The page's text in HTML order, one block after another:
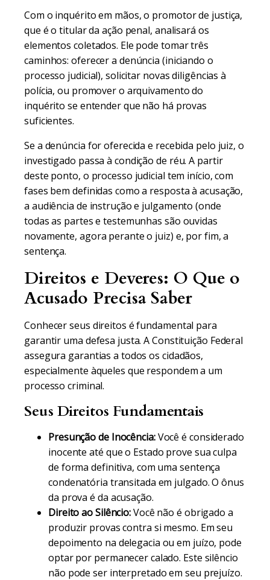
Com o inquérito em mãos, o promotor de justiça,
que é o titular da ação penal, analisará os
elementos coletados. Ele pode tomar três
caminhos: oferecer a denúncia (iniciando o
processo judicial), solicitar novas diligências à
polícia, ou promover o arquivamento do
inquérito se entender que não há provas
suficientes.
Se a denúncia for oferecida e recebida pelo juiz, o
investigado passa à condição de réu. A partir
deste ponto, o processo judicial tem início, com
fases bem definidas como a resposta à acusação,
a audiência de instrução e julgamento (onde
todas as partes e testemunhas são ouvidas
novamente, agora perante o juiz) e, por fim, a
sentença.
Direitos e Deveres: O Que o
Acusado Precisa Saber
Conhecer seus direitos é fundamental para
garantir uma defesa justa. A Constituição Federal
assegura garantias a todos os cidadãos,
especialmente àqueles que respondem a um
processo criminal.
Seus Direitos Fundamentais
Presunção de Inocência:Você é considerado
inocente até que o Estado prove sua culpa
de forma definitiva, com uma sentença
condenatória transitada em julgado. O ônus
da prova é da acusação.
Direito ao Silêncio:Você não é obrigado a
produzir provas contra si mesmo. Em seu
depoimento na delegacia ou em juízo, pode
optar por permanecer calado. Este silêncio
não pode ser interpretado em seu prejuízo.